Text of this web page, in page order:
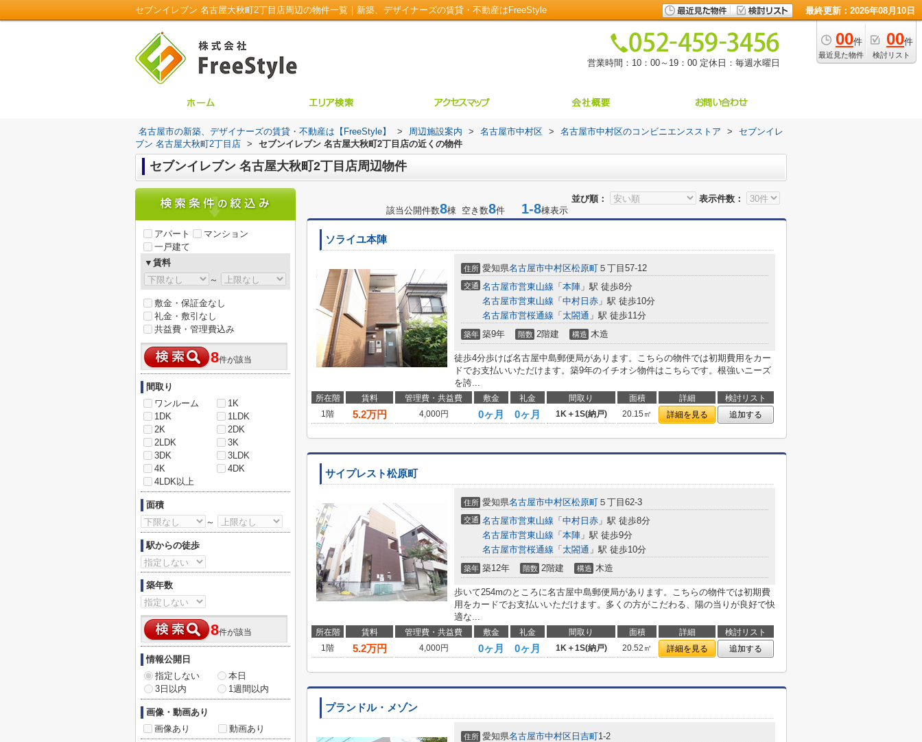
セブンイレブン 名古屋大秋町2丁目店周辺の物件一覧｜新築、デザイナーズの賃貸・不動産はFreeStyle 最終更新：2026年08月10日
00件
最近見た物件
00件
検討リスト
営業時間：10：00～19：00 定休日：毎週水曜日
名古屋市の新築、デザイナーズの賃貸・不動産は【FreeStyle】 > 周辺施設案内 > 名古屋市中村区 > 名古屋市中村区のコンビニエンスストア >
セブンイレ
ブン 名古屋大秋町2丁目店 > セブンイレブン 名古屋大秋町2丁目店の近くの物件
セブンイレブン 名古屋大秋町2丁目店周辺物件
並び順：
表示件数：
該当公開件数8棟 空き数8件 1-8棟表示
ソライユ本陣
住所 愛知県名古屋市中村区松原町 ５丁目57-12
交通 名古屋市営東山線 「 本陣 」駅 徒歩8分
名古屋市営東山線 「 中村日赤 」駅 徒歩10分
名古屋市営桜通線 「 太閤通 」駅 徒歩11分
築年 築9年 階数 2階建 構造 木造
徒歩4分歩けば名古屋中島郵便局があります。こちらの物件では初期費用をカー
ドでお支払いいただけます。築9年のイチオシ物件はこちらです。根強いニーズ
を誇...
所在階 賃料 管理費・共益費 敷金 礼金 間取り 面積 詳細
検討リスト
1階
5.2万円 4,000円 0ヶ月 0ヶ月 1K＋1S(納戸) 20.15㎡ 詳細を見る 追加する
サイプレスト松原町
住所 愛知県名古屋市中村区松原町 ５丁目62-3
交通 名古屋市営東山線 「 中村日赤 」駅 徒歩8分
名古屋市営東山線 「 本陣 」駅 徒歩9分
名古屋市営桜通線 「 太閤通 」駅 徒歩10分
築年 築12年 階数 2階建 構造 木造
歩いて254mのところに名古屋中島郵便局があります。こちらの物件では初期費
用をカードでお支払いいただけます。多くの方がこだわる、陽の当りが良好で快
適な...
所在階 賃料 管理費・共益費 敷金 礼金 間取り 面積 詳細
検討リスト
1階
5.2万円 4,000円 0ヶ月 0ヶ月 1K＋1S(納戸) 20.52㎡ 詳細を見る 追加する
プランドル・メゾン
住所 愛知県名古屋市中村区 日吉町1-2
アパート
マンション
一戸建て
▼賃料
～
敷金・保証金なし
礼金・敷引なし
共益費・管理費込み
8件が該当
間取り
ワンルーム
1K
1DK
1LDK
2K
2DK
2LDK
3K
3DK
3LDK
4K
4DK
4LDK以上
面積
～
駅からの徒歩
築年数
8件が該当
情報公開日
指定しない
本日
3日以内
1週間以内
画像・動画あり
画像あり
動画あり